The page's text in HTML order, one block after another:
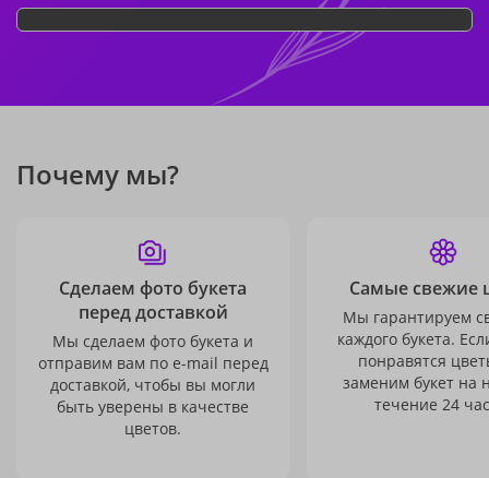
Почему мы?
Сделаем фото букета
перед доставкой
Мы сделаем фото букета и
отправим вам по e-mail перед
доставкой, чтобы вы могли
быть уверены в качестве
цветов.
Самые свежие
Мы гарантируем
каждого букета.
понравятся
заменим букет на
течение 24